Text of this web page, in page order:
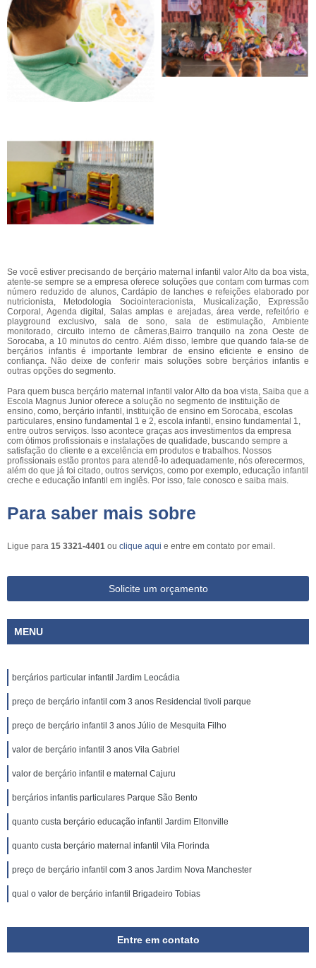
Se você estiver precisando de berçário maternal infantil valor Alto da boa vista,
atente-se sempre se a empresa oferece soluções que contam com turmas com
número reduzido de alunos, Cardápio de lanches e refeições elaborado por
nutricionista, Metodologia Sociointeracionista, Musicalização, Expressão
Corporal, Agenda digital, Salas amplas e arejadas, área verde, refeitório e
playground exclusivo, sala de sono, sala de estimulação, Ambiente
monitorado, circuito interno de câmeras,Bairro tranquilo na zona Oeste de
Sorocaba, a 10 minutos do centro. Além disso, lembre que quando fala-se de
berçários infantis é importante lembrar de ensino eficiente e ensino de
confiança. Não deixe de conferir mais soluções sobre berçários infantis e
outras opções do segmento.
Para quem busca berçário maternal infantil valor Alto da boa vista, Saiba que a
Escola Magnus Junior oferece a solução no segmento de instituição de
ensino, como, berçário infantil, instituição de ensino em Sorocaba, escolas
particulares, ensino fundamental 1 e 2, escola infantil, ensino fundamental 1,
entre outros serviços. Isso acontece graças aos investimentos da empresa
com ótimos profissionais e instalações de qualidade, buscando sempre a
satisfação do cliente e a excelência em produtos e trabalhos. Nossos
profissionais estão prontos para atendê-lo adequadamente, nós oferecermos,
além do que já foi citado, outros serviços, como por exemplo, educação infantil
creche e educação infantil em inglês. Por isso, fale conosco e saiba mais.
Para saber mais sobre
Ligue para 15 3321-4401 ou clique aqui e entre em contato por email.
Solicite um orçamento
MENU
berçários particular infantil Jardim Leocádia
preço de berçário infantil com 3 anos Residencial tivoli parque
preço de berçário infantil 3 anos Júlio de Mesquita Filho
valor de berçário infantil 3 anos Vila Gabriel
valor de berçário infantil e maternal Cajuru
berçários infantis particulares Parque São Bento
quanto custa berçário educação infantil Jardim Eltonville
quanto custa berçário maternal infantil Vila Florinda
preço de berçário infantil com 3 anos Jardim Nova Manchester
qual o valor de berçário infantil Brigadeiro Tobias
Entre em contato